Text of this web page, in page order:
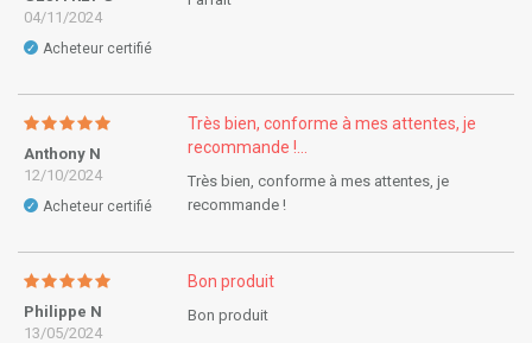
04/11/2024
✓ Acheteur certifié
Anthony N
12/10/2024
✓ Acheteur certifié
Très bien, conforme à mes attentes, je
recommande !...
Très bien, conforme à mes attentes, je
recommande !
Philippe N
13/05/2024
Bon produit
Bon produit